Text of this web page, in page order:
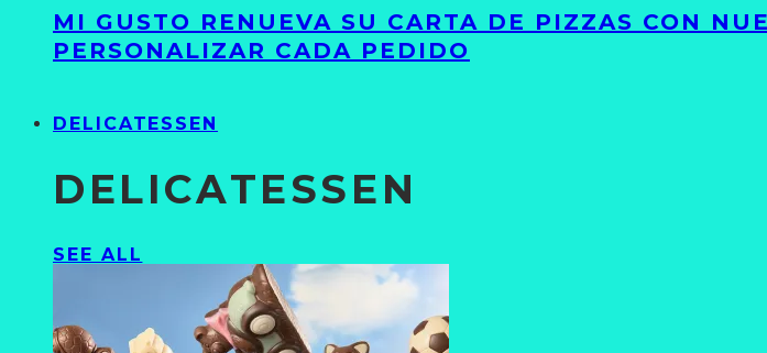
MI GUSTO RENUEVA SU CARTA DE PIZZAS CON
PERSONALIZAR CADA PEDIDO
DELICATESSEN
DELICATESSEN
SEE ALL